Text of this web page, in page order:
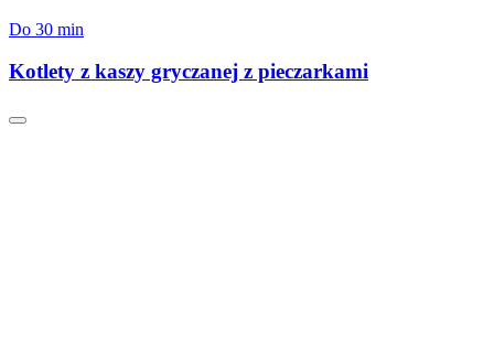
Do 30 min
Kotlety z kaszy gryczanej z pieczarkami